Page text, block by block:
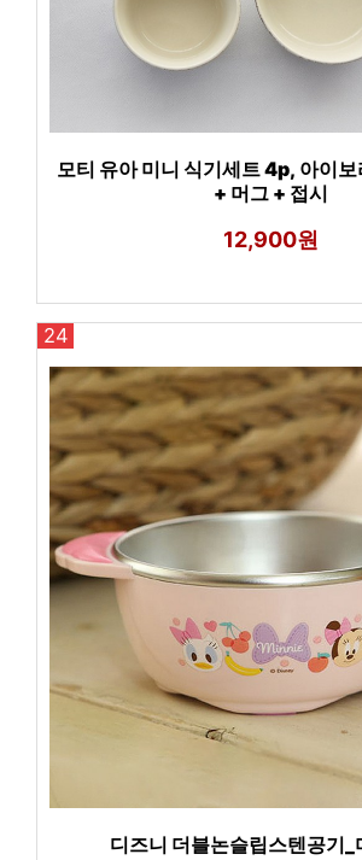
모티 유아 미니 식기세트 4p, 아이
+ 머그 + 접시
12,900원
24
디즈니 더블논슬립스텐공기_